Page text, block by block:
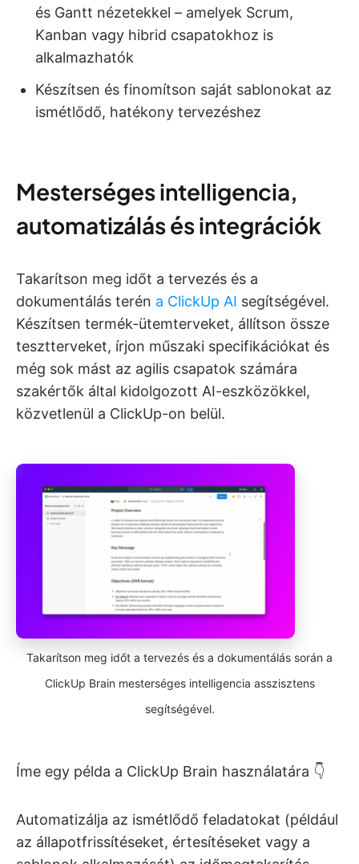
és Gantt nézetekkel – amelyek Scrum,
Kanban vagy hibrid csapatokhoz is
alkalmazhatók
Készítsen és finomítson saját sablonokat az
ismétlődő, hatékony tervezéshez
Mesterséges intelligencia,
automatizálás és integrációk
Takarítson meg időt a tervezés és a
dokumentálás terén a ClickUp AI segítségével.
Készítsen termék-ütemterveket, állítson össze
tesztterveket, írjon műszaki specifikációkat és
még sok mást az agilis csapatok számára
szakértők által kidolgozott AI-eszközökkel,
közvetlenül a ClickUp-on belül.
Takarítson meg időt a tervezés és a dokumentálás során a
ClickUp Brain mesterséges intelligencia asszisztens
segítségével.
Íme egy példa a ClickUp Brain használatára 👇
Automatizálja az ismétlődő feladatokat (például
az állapotfrissítéseket, értesítéseket vagy a